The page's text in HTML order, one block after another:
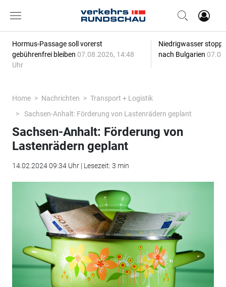
Hormus-Passage soll vorerst
gebührenfrei bleiben 07.08.2026, 14:48
Uhr
Niedrigwasser
nach Bulgarien
Home Nachrichten
Transport + Logistik
Sachsen-Anhalt: Förderung von Lastenrädern geplant
Sachsen-Anhalt: Förderung von
Lastenrädern geplant
14.02.2024 09:34 Uhr | Lesezeit: 3 min